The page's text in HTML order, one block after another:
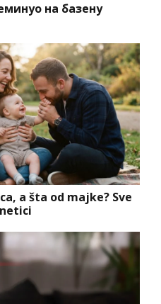
на базену
a šta od majke? Sve